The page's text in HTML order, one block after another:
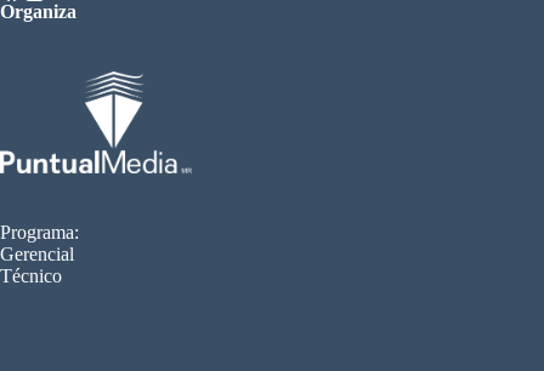
Organiza
Programa:
Gerencial
Técnico